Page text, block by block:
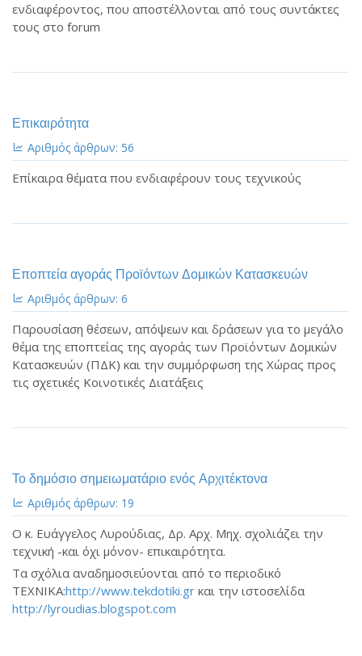
ενδιαφέροντος, που αποστέλλονται από τους συντάκτες
τους στο forum
Επικαιρότητα
Αριθμός άρθρων: 56
Επίκαιρα θέματα που ενδιαφέρουν τους τεχνικούς
Εποπτεία αγοράς Προϊόντων Δομικών Κατασκευών
Αριθμός άρθρων: 6
Παρουσίαση θέσεων, απόψεων και δράσεων για το μεγάλο
θέμα της εποπτείας της αγοράς των Προϊόντων Δομικών
Κατασκευών (ΠΔΚ) και την συμμόρφωση της Χώρας προς
τις σχετικές Κοινοτικές Διατάξεις
Το δημόσιο σημειωματάριο ενός Αρχιτέκτονα
Αριθμός άρθρων: 19
Ο κ. Ευάγγελος Λυρούδιας, Δρ. Αρχ. Μηχ. σχολιάζει την
τεχνική -και όχι μόνον- επικαιρότητα.
Τα σχόλια αναδημοσιεύονται από το περιοδικό
ΤΕΧΝΙΚΑ:http://www.tekdotiki.gr και την ιστοσελίδα
http://lyroudias.blogspot.com